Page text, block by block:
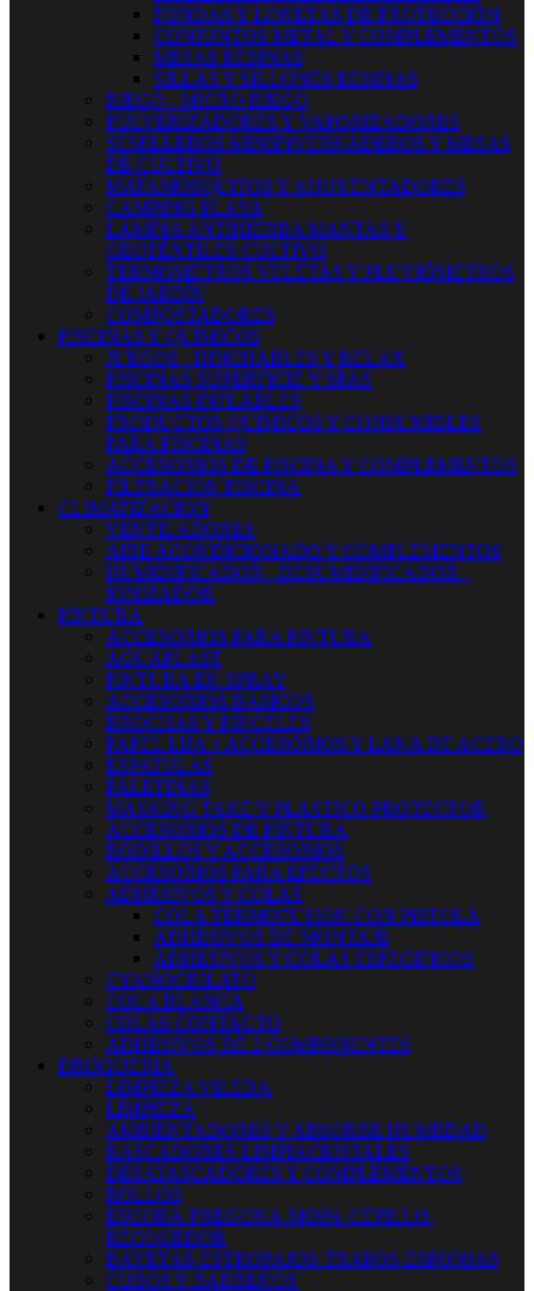
FUNDAS Y LONETAS DE PROTECCIÓN
CONJUNTOS METAL Y COMPLEMENTOS
MESAS RESINAS
SILLAS Y SILLONES RESINAS
RIEGO - MICRO RIEGO
PULVERIZADORES Y VAPORIZADORES
SEMILLEROS MINIINVERNADEROS Y MESAS
DE CULTIVO
MATAMOSQUITOS Y AHUYENTADORES
CAMPING-PLAYA
LÁMINA ANTIHIERBA MANTAS Y
GEOTÉXTILES CULTIVO
TERMOMETROS VELETAS Y PLUVIÓMETROS
DE JARDÍN
COMPOSTADORES
PISCINAS Y QUIMICOS
JUEGOS - HINCHABLES Y RELAX
PISCINAS SUPERFICIE Y SPAS
PISCINAS INFLABLES
PRODUCTOS QUIMICOS Y CONSUMIBLES
PARA PISCINAS
ACCESORIOS DE PISCINA Y COMPLEMENTOS
FILTRACION PISCINA
CLIMATIZACION
VENTILADORES
AIRE ACONDICIONADO Y COMPLEMENTOS
HUMIDIFICADOR - DESUMIDIFICADOR -
IONIZADOR
PINTURA
ACCESORIOS PARA PINTURA
AGUAPLAST
PINTURA EN SPRAY
ACCESORIOS BASICOS
BROCHAS Y PINCELES
PAPEL LIJA + ACCESORIOS Y LANA DE ACERO
ESPATULAS
PALETINAS
MASKING TAKE Y PLASTICO PROTECTOR
ACCESORIOS DE PINTURA
RODILLOS Y ACCESORIOS
ACCESORIOS PARA EFECTOS
ADHESIVOS Y COLAS
COLA TERMOFUSION CON PISTOLA
ADHESIVOS DE MONTAJE
ADHESIVOS Y COLAS ESPECIFICOS
CYANOCRILATO
COLA BLANCA
COLAS CONTACTO
ADHESIVOS DE 2 COMPONENTES
DROGUERIA
LIMPIEZA VILEDA
LIMPIEZA
AMBIENTADORES Y ABSORBE HUMEDAD
RASCADORES-LIMPIACRISTALES
DESATASCADORES Y COMPLEMENTOS
ROLLOS
ESCOBA-FREGONA-MOPA-CEPILLO-
RECOGEDOR
BAYETAS-ESTROPAJOS-TRAPOS-ESPONJAS
CUBOS Y BARREÑOS